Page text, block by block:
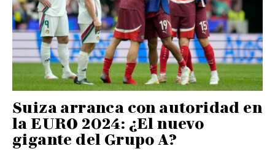
Suiza arranca con autoridad en
la EURO 2024: ¿El nuevo
gigante del Grupo A?